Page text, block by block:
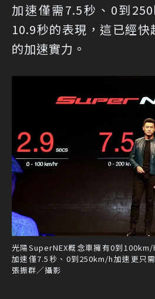
加速僅需7.5秒、0到
10.9秒的表現，這已經
的加速實力。
光陽SuperNEX概念車擁有0到
加速僅7.5秒、0到250km/h加速更只
張振群／攝影